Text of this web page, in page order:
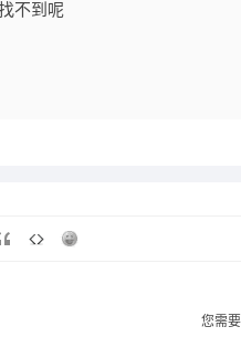
不到呢
您需